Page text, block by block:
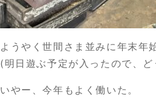
ようやく世間さま並みに年末年
(明日遊ぶ予定が入ったので、
いやー、今年もよく働いた。